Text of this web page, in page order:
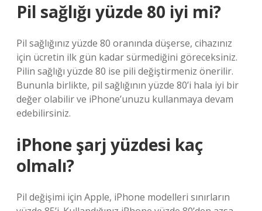
Pil sağlığı yüzde 80 iyi mi?
Pil sağlığınız yüzde 80 oranında düşerse, cihazınız
için ücretin ilk gün kadar sürmediğini göreceksiniz.
Pilin sağlığı yüzde 80 ise pili değiştirmeniz önerilir.
Bununla birlikte, pil sağlığının yüzde 80’i hala iyi bir
değer olabilir ve iPhone’unuzu kullanmaya devam
edebilirsiniz.
iPhone şarj yüzdesi kaç
olmalı?
Pil değişimi için Apple, iPhone modelleri sınırların